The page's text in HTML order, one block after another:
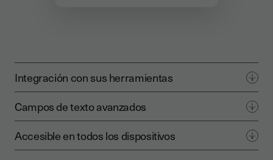
Integración con sus herramientas
Campos de texto avanzados
Accesible en todos los dispositivos